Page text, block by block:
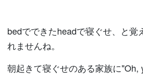
bedでできたheadで寝ぐせ、と覚
れませんね。
朝起きて寝ぐせのある家族に"Oh,